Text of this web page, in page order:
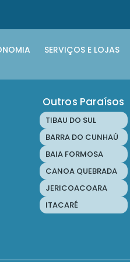
SERVIÇOS E LOJAS
Outros Paraísos
TIBAU DO SUL
BARRA DO CUNHAÚ
BAIA FORMOSA
CANOA QUEBRADA
JERICOACOARA
ITACARÉ